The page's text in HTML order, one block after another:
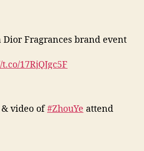
a
u
Dior Fragrances brand event
17RjQJgc5F
2025
video of#ZhouYe attend